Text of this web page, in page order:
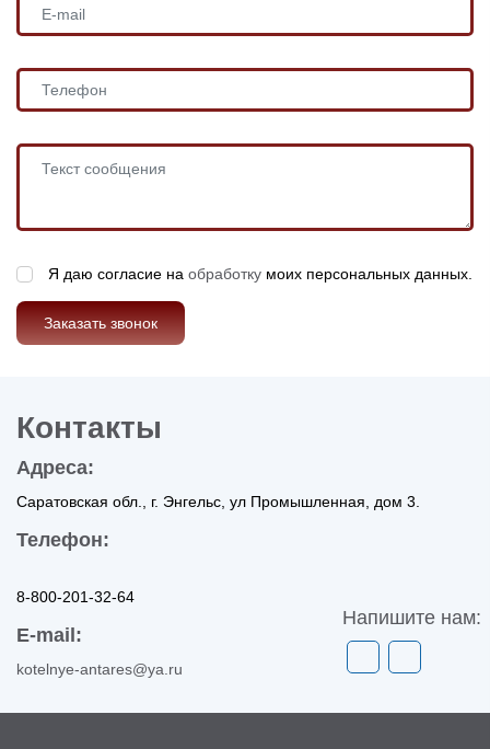
Я даю согласие на обработку моих персональных данных.
Заказать звонок
Контакты
Адреса:
Саратовская обл., г. Энгельс, ул Промышленная, дом 3.
Телефон:
8-800-201-32-64
E-mail:
kotelnye-antares@ya.ru
Напишите нам: